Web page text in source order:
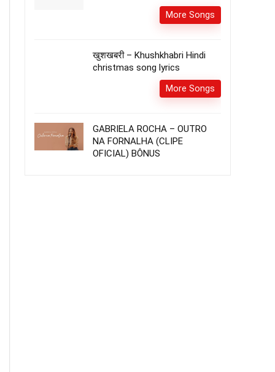
More Songs
खुशखबरी – Khushkhabri Hindi
christmas song lyrics
More Songs
GABRIELA ROCHA – OUTRO
NA FORNALHA (CLIPE
OFICIAL) BÔNUS